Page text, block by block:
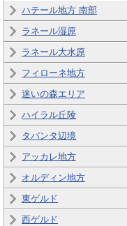
ハテール地方 南部
ラネール湿原
ラネール大水原
フィローネ地方
迷いの森エリア
ハイラル丘陵
タバンタ辺境
アッカレ地方
オルディン地方
東ゲルド
西ゲルド